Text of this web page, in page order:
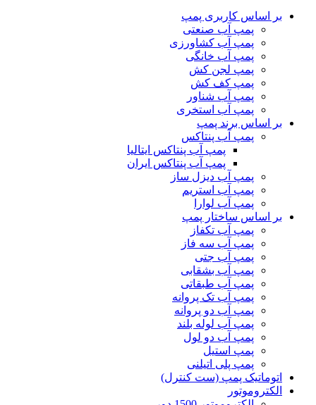
بر اساس کاربری پمپ
پمپ آب صنعتی
پمپ آب کشاورزی
پمپ آب خانگی
پمپ لجن کش
پمپ کف کش
پمپ آب شناور
پمپ آب استخری
بر اساس برند پمپ
پمپ آب پنتاکس
پمپ آب پنتاکس ایتالیا
پمپ آب پنتاکس ایران
پمپ آب دیزل ساز
پمپ آب استریم
پمپ آب لوارا
بر اساس ساختار پمپ
پمپ آب تکفاز
پمپ آب سه فاز
پمپ آب جتی
پمپ آب بشقابی
پمپ آب طبقاتی
پمپ آب تک پروانه
پمپ آب دو پروانه
پمپ آب لوله بلند
پمپ آب دو لول
پمپ استیل
پمپ پلی اتیلنی
اتوماتیک پمپ (ست کنترل)
الکتروموتور